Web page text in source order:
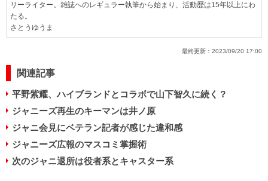
リーライター。雑誌へのレギュラー執筆から始まり、活動歴は15年以上にわ
たる。
さとうゆうま
最終更新： 2023/09/20 17:00
関連記事
平野紫耀、ハイブランドとコラボで山下智久に続く？
ジャニーズ再生のキーマンは井ノ原
ジャニ会見にベテラン記者が感じた違和感
ジャニーズ広報のマスコミ掌握術
次のジャニ退所は役者系とキャスター系